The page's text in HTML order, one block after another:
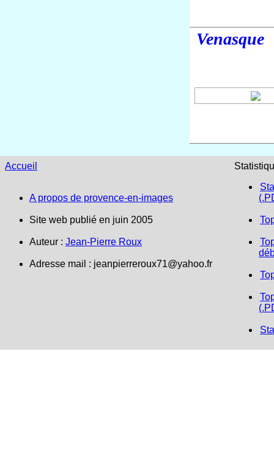
Venasque
Accueil
A propos de provence-en-images
Site web publié en juin 2005
Auteur : Jean-Pierre Roux
Adresse mail : jeanpierreroux71@yahoo.fr